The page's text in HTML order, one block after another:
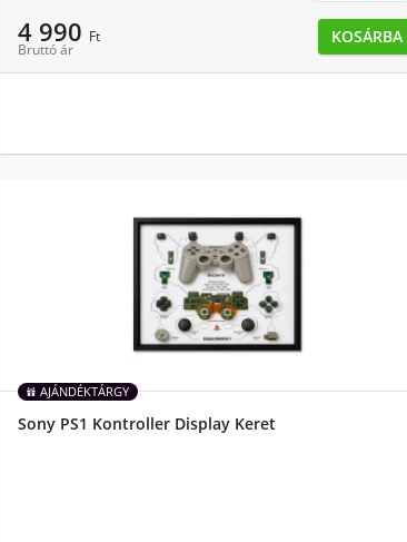
4 990 Ft
Bruttó ár
KOSÁRBA
AJÁNDÉKTÁRGY
Sony PS1 Kontroller Display Keret